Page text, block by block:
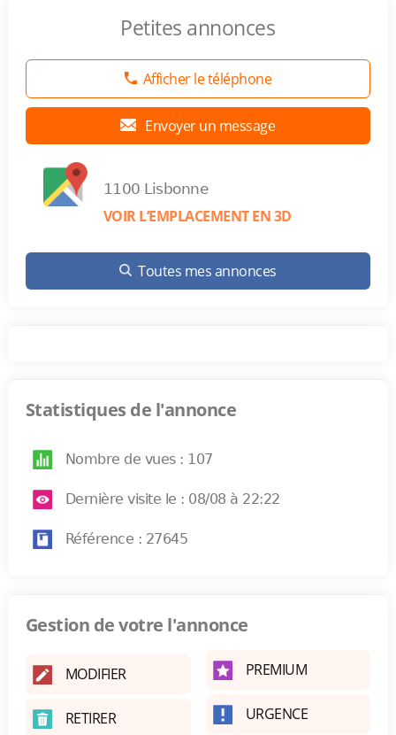
Petites annonces
Afficher le téléphone
Envoyer un message
1100 Lisbonne
VOIR L’EMPLACEMENT EN 3D
Toutes mes annonces
Statistiques de l'annonce
Nombre de vues : 107
Dernière visite le : 08/08 à 22:22
Référence : 27645
Gestion de votre l'annonce
MODIFIER
RETIRER
PREMIUM
URGENCE